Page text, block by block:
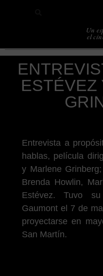
Un
el
ESTÉVEZ
Entrevista a
hablas, película
y Marlene
Brenda Howlin,
Estévez. Tuvo
Gaumont el 7 de
proyectarse en
San Martín.